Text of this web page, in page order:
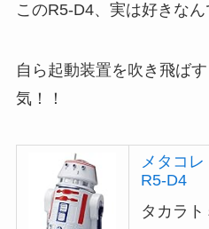
このR5-D4、実は好きなん
自ら起動装置を吹き飛ば
気！！
メタコ
R5-D4
タカラ